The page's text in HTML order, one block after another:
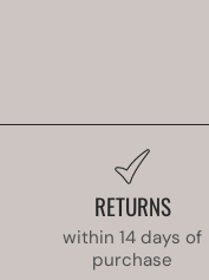
RETURNS
within 14 days of
purchase